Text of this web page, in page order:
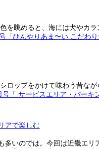
を眺めると、海には犬やカ
ロップをかけて味わう昔な
アで楽しむ
多いのでは。今回は近畿エ